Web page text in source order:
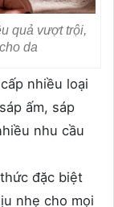
quả vượt trội,
da
nhiều loại
ấm, sáp
nhu cầu
đặc biệt
nhẹ cho mọi